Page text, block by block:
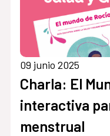
09 junio 2025
Charla: El Mundo
interactiva
menstrual